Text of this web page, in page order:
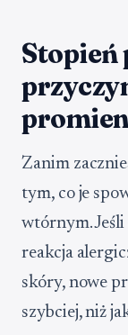
Stopień
Zanim
tym, co je
wtórnym.
reakcja
skóry, nowe
szybciej, niż